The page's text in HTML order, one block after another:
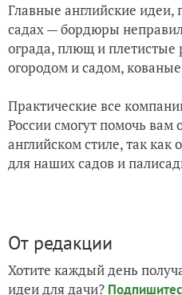
Главные английские
садах — бордюры
ограда, плющ и
огородом и садом,
Практические все
России смогут помочь вам
английском стиле, так как
для наших садов и
От редакции
Хотите каждый день
идеи для дачи?